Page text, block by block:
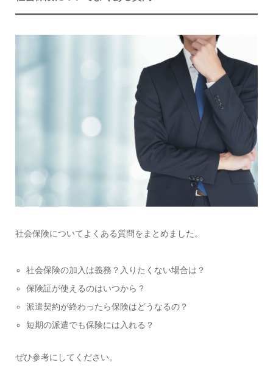
社会保険についてよくある質問をまとめました。
社会保険の加入は義務？入りたくない場合は？
保険証が使えるのはいつから？
派遣契約が終わったら保険はどうなるの？
短期の派遣でも保険には入れる？
ぜひ参考にしてください。